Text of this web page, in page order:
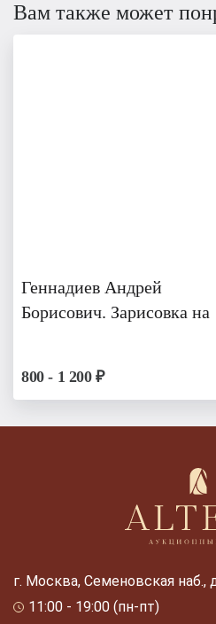
Вам также может
Геннадиев Андрей
Борисович. Зарисовка на
800 - 1 200 ₽
г. Москва, Семеновская наб.,
11:00 - 19:00 (пн-пт)